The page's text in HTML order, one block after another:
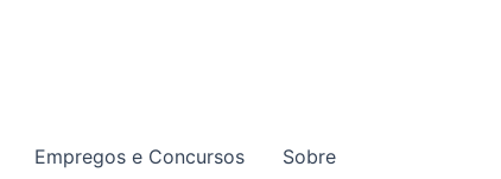
Empregos e Concursos Sobre